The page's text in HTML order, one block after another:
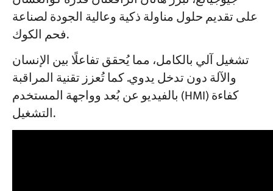
على تقديم حلول مناولة ذكية وعالية الجودة لصناعة
فحم الكوك.
تشغيل آلي بالكامل، مما يُحقق تفاعلًا بين الإنسان
والآلة دون تدخل يدوي. كما تُعزز تقنية المراقبة
بالفيديو عن بُعد وواجهة المستخدم (HMI) كفاءة
التشغيل.